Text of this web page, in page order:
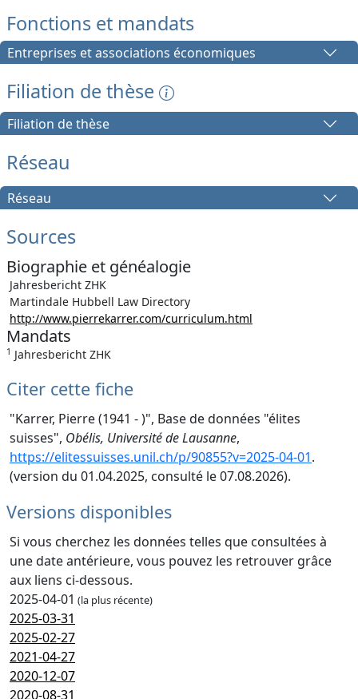
Fonctions et mandats
Entreprises et associations économiques
Filiation de thèse
Filiation de thèse
Réseau
Réseau
Sources
Biographie et généalogie
Jahresbericht ZHK
Martindale Hubbell Law Directory
http://www.pierrekarrer.com/curriculum.html
Mandats
1 Jahresbericht ZHK
Citer cette fiche
"Karrer, Pierre (1941 - )", Base de données "élites
suisses", Obélis, Université de Lausanne,
https://elitessuisses.unil.ch/p/90855?v=2025-04-01.
(version du 01.04.2025, consulté le 07.08.2026).
Versions disponibles
Si vous cherchez les données telles que consultées à
une date antérieure, vous pouvez les retrouver grâce
aux liens ci-dessous.
2025-04-01 (la plus récente)
2025-03-31
2025-02-27
2021-04-27
2020-12-07
2020-08-31